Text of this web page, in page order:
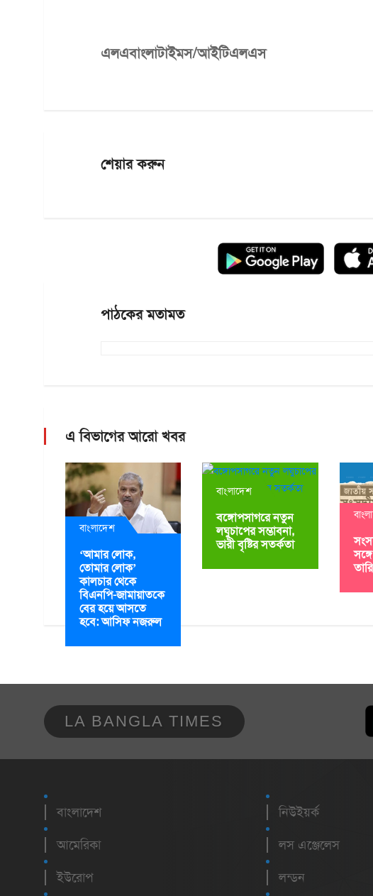
এলএবাংলাটাইমস/আইটিএলএস
শেয়ার করুন
পাঠকের মতামত
এ বিভাগের আরো খবর
বাংলাদেশ
‘আমার লোক,
তোমার লোক’
কালচার থেকে
বিএনপি-জামায়াতকে
বের হয়ে আসতে
হবে: আসিফ নজরুল
বাংলাদেশ
বঙ্গোপসাগরে নতুন
লঘুচাপের সম্ভাবনা,
ভারী বৃষ্টির সতর্কতা
LA BANGLA TIMES
বাংলাদেশ
আমেরিকা
ইউরোপ
নিউইয়র্ক
লস এঞ্জেলেস
লন্ডন